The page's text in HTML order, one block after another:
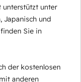
unterstützt unter
Japanisch und
Sie in
der kostenlosen
anderen